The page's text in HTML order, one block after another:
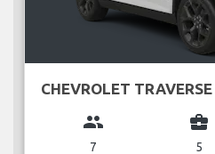
CHEVROLET TRAVERSE
group
7
business_center
5